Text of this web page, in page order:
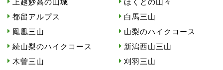
上越妙高の山城
ほくとの山々
都留アルプス
白馬三山
鳳凰三山
山梨のハイクコース
続山梨のハイクコース
新潟西山三山
木曽三山
刈羽三山